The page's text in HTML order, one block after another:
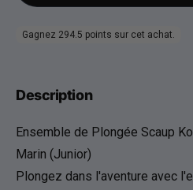
Description
Ensemble de Plongée Scaup
Marin (Junior)
Plongez dans l'aventure avec